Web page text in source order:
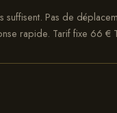
suffisent. Pas de
rapide. Tarif fixe 66 €